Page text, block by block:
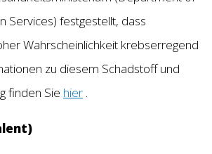
Services) festgestellt, dass
Wahrscheinlichkeit krebserregend
zu diesem Schadstoff und
finden Sie hier .